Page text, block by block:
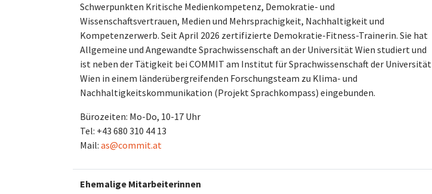
Schwerpunkten Kritische Medienkompetenz, Demokratie- und
Wissenschaftsvertrauen, Medien und Mehrsprachigkeit, Nachhaltigkeit und
Kompetenzerwerb. Seit April 2026 zertifizierte Demokratie-Fitness-Trainerin. Sie hat
Allgemeine und Angewandte Sprachwissenschaft an der Universität Wien studiert und
ist neben der Tätigkeit bei COMMIT am Institut für Sprachwissenschaft der Universität
Wien in einem länderübergreifenden Forschungsteam zu Klima- und
Nachhaltigkeitskommunikation (Projekt Sprachkompass) eingebunden.
Bürozeiten: Mo-Do, 10-17 Uhr
Tel: +43 680 310 44 13
Mail: as@commit.at
Ehemalige Mitarbeiterinnen